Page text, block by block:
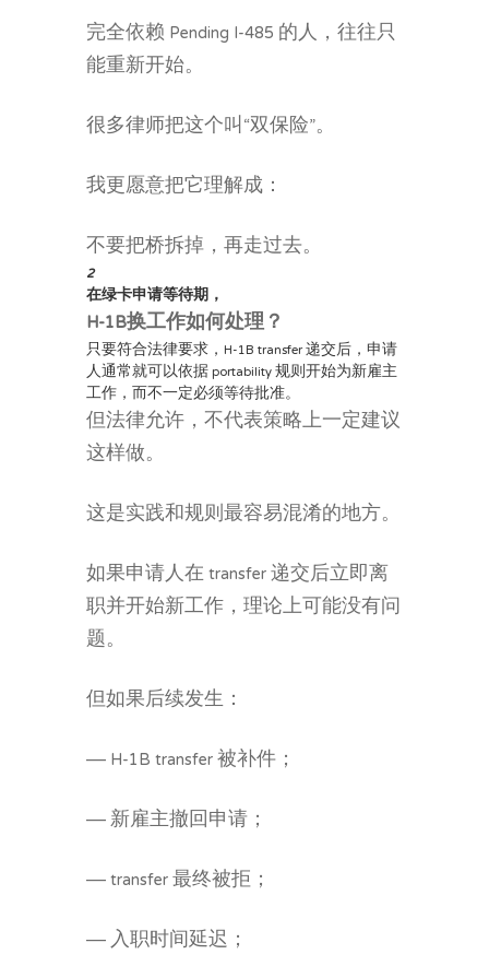
完全依赖 Pending I-485 的人，往往只
能重新开始。
很多律师把这个叫“双保险”。
我更愿意把它理解成：
不要把桥拆掉，再走过去。
2
在绿卡申请等待期，
H-1B换工作如何处理？
只要符合法律要求，H-1B transfer 递交后，申请
人通常就可以依据 portability 规则开始为新雇主
工作，而不一定必须等待批准。
但法律允许，不代表策略上一定建议
这样做。
这是实践和规则最容易混淆的地方。
如果申请人在 transfer 递交后立即离
职并开始新工作，理论上可能没有问
题。
但如果后续发生：
— H-1B transfer 被补件；
— 新雇主撤回申请；
— transfer 最终被拒；
— 入职时间延迟；